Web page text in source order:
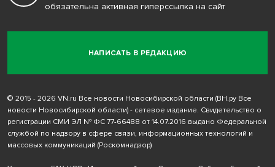
НАПИСАТЬ В РЕДАКЦИЮ
обязательна активная гиперссылка на сайт
© 2015 - 2026 VN.ru Все новости Новосибирской области (ВН.ру Все
новости Новосибирской области) - сетевое издание. Свидетельство о
регистрации СМИ ЭЛ № ФС 77-66488 от 14.07.2016 выдано Федеральной
службой по надзору в сфере связи, информационных технологий и
массовых коммуникаций (Роскомнадзор)